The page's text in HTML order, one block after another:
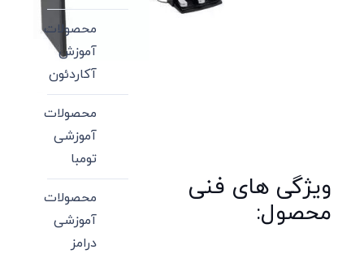
ویژگی های فنی
محصول:
محصولات
آموزش
آکاردئون
محصولات
آموزشی
تومبا
محصولات
آموزشی
درامز